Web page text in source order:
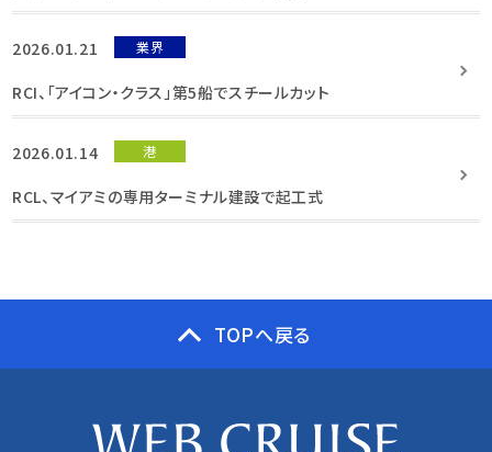
2026.01.21 業界
RCI、「アイコン・クラス」第5船でスチールカット
2026.01.14 港
RCL、マイアミの専用ターミナル建設で起工式
TOPへ戻る